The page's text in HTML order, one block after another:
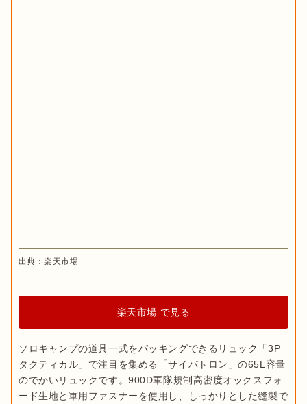
出典：楽天市場
楽天市場 で見る
ソロキャンプの道具一式をパッキングできるリュック「3P
タクティカル」で注目を集める「サイバトロン」の65L容量
のでかいリュックです。900D軍隊規制高密度オックスフォ
ード生地と軍用ファスナーを使用し、しっかりとした縫製で